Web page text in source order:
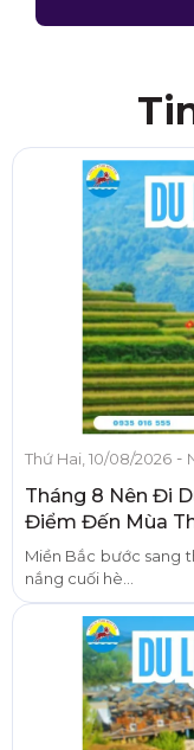
Thứ Hai, 10/08/2026 -
Tháng 8 Nên Đi
Điểm Đến Mùa
Miền Bắc bước sang
nắng cuối hè...